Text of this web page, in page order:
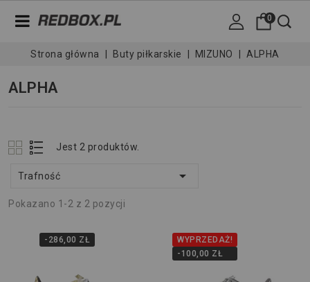
0
Strona główna Buty piłkarskie MIZUNO ALPHA
ALPHA
Jest 2 produktów.
Trafność 
Pokazano 1-2 z 2 pozycji
-286,00 ZŁ
WYPRZEDAŻ!
-100,00 ZŁ